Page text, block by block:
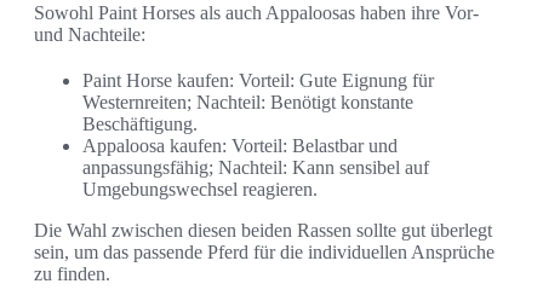
Sowohl Paint Horses als auch Appaloosas haben ihre Vor-
und Nachteile:
Paint Horse kaufen: Vorteil: Gute Eignung für
Westernreiten; Nachteil: Benötigt konstante
Beschäftigung.
Appaloosa kaufen: Vorteil: Belastbar und
anpassungsfähig; Nachteil: Kann sensibel auf
Umgebungswechsel reagieren.
Die Wahl zwischen diesen beiden Rassen sollte gut überlegt
sein, um das passende Pferd für die individuellen Ansprüche
zu finden.